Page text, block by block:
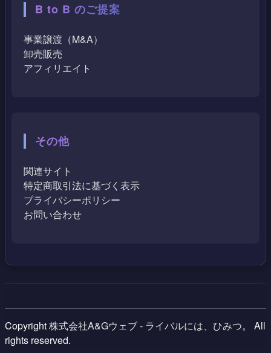
B to B のご提案
事業譲渡（M&A）
卸売販売
アフィリエイト
その他
関連サイト
特定商取引法に基づく表示
プライバシーポリシー
お問い合わせ
Copyright株式会社A&Gウェブ - ライバルには、ひみつ。
All
rights reserved.